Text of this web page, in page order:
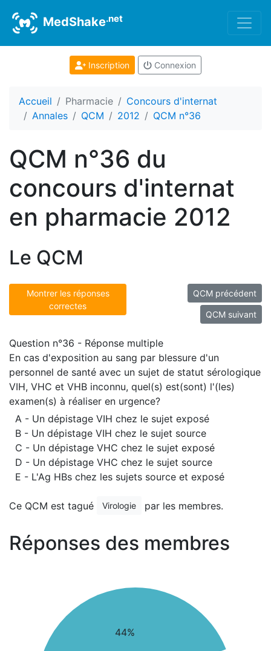
MedShake.net
Inscription Connexion
Accueil Pharmacie
Concours d'internat
Annales
QCM 2012 QCM n°36
QCM n°36 du
concours d'internat
en pharmacie 2012
Le QCM
Montrer les réponses
correctes
QCM précédent
QCM suivant
Question n°36 - Réponse multiple
En cas d'exposition au sang par blessure d'un
personnel de santé avec un sujet de statut sérologique
VIH, VHC et VHB inconnu, quel(s) est(sont) l'(les)
examen(s) à réaliser en urgence?
A - Un dépistage VIH chez le sujet exposé
B - Un dépistage VIH chez le sujet source
C - Un dépistage VHC chez le sujet exposé
D - Un dépistage VHC chez le sujet source
E - L'Ag HBs chez les sujets source et exposé
Ce QCM est tagué Virologie par les membres.
Réponses des membres
44%